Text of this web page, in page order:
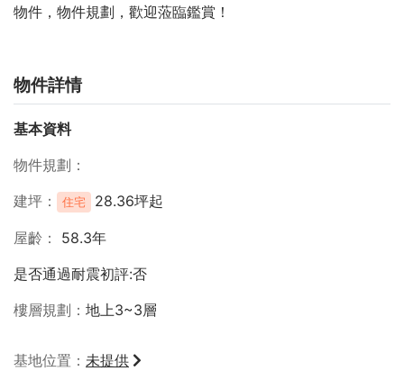
物件，物件規劃 ，歡迎蒞臨鑑賞！
物件詳情
基本資料
物件規劃
建坪
住宅 28.36坪起
屋齡
58.3年
是否通過耐震初評:否
樓層規劃
地上3~3層
基地位置
未提供